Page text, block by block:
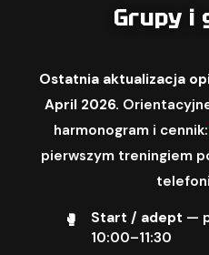
Grupy i
Ostatnia aktualizacja
April 2026.
harmonogram i cennik:
pierwszym treningiem
Start / adept —
10:00–11:30